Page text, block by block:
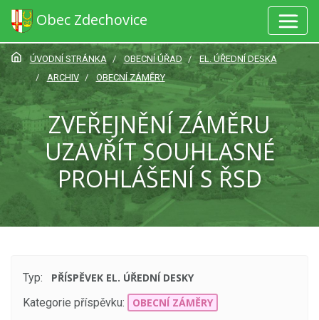
Obec Zdechovice
ÚVODNÍ STRÁNKA OBECNÍ ÚŘAD
EL. ÚŘEDNÍ DESKA
ARCHIV
OBECNÍ ZÁMĚRY
ZVEŘEJNĚNÍ ZÁMĚRU
UZAVŘÍT SOUHLASNÉ
PROHLÁŠENÍ S ŘSD
Typ:
PŘÍSPĚVEK EL. ÚŘEDNÍ DESKY
Kategorie příspěvku:
OBECNÍ ZÁMĚRY